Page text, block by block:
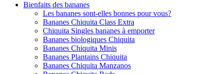
Bienfaits des bananes
Les bananes sont-elles bonnes pour vous?
Bananes Chiquita Class Extra
Chiquita Singles bananes à emporter
Bananes biologiques Chiquita
Bananes Chiquita Minis
Bananes Plantains Chiquita
Bananes Chiquita Manzanos